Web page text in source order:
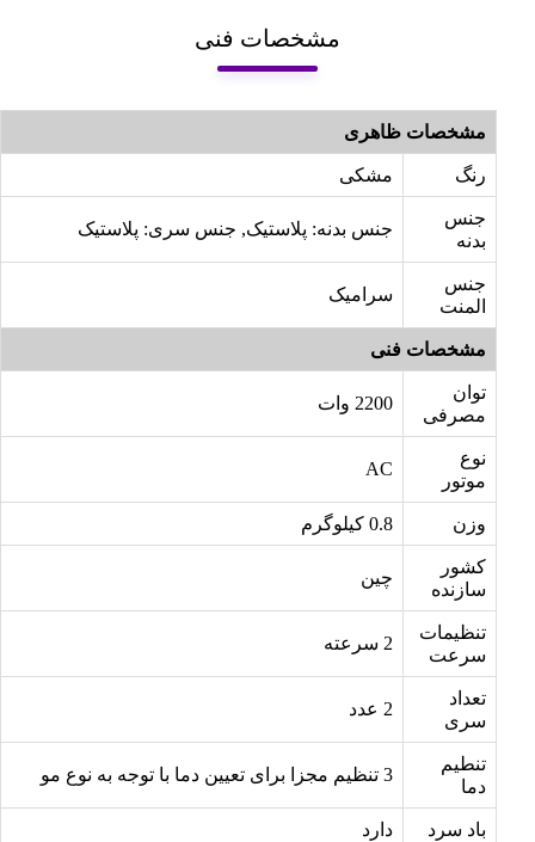
مشخصات فنی
مشخصات ظاهری
رنگ مشکی
جنس
بدنه
جنس بدنه: پلاستیک, جنس سری: پلاستیک
جنس
المنت
سرامیک
مشخصات فنی
توان
مصرفی
2200 وات
نوع
موتور
AC
وزن 0.8 کیلوگرم
کشور
سازنده
چین
تنظیمات
سرعت
تعداد
سری
تنطیم
دما
باد سرد دارد